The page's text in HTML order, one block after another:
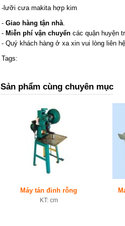
-lưỡi cưa makita hợp kim
- Giao hàng tận nhà
- Miễn phí vận chuyển các quận huyện
- Quý khách hàng ở xa xin vui lòng liên
Tags:
Sản phẩm cùng chuyên mục
Máy tán đinh rỗng
KT: cm